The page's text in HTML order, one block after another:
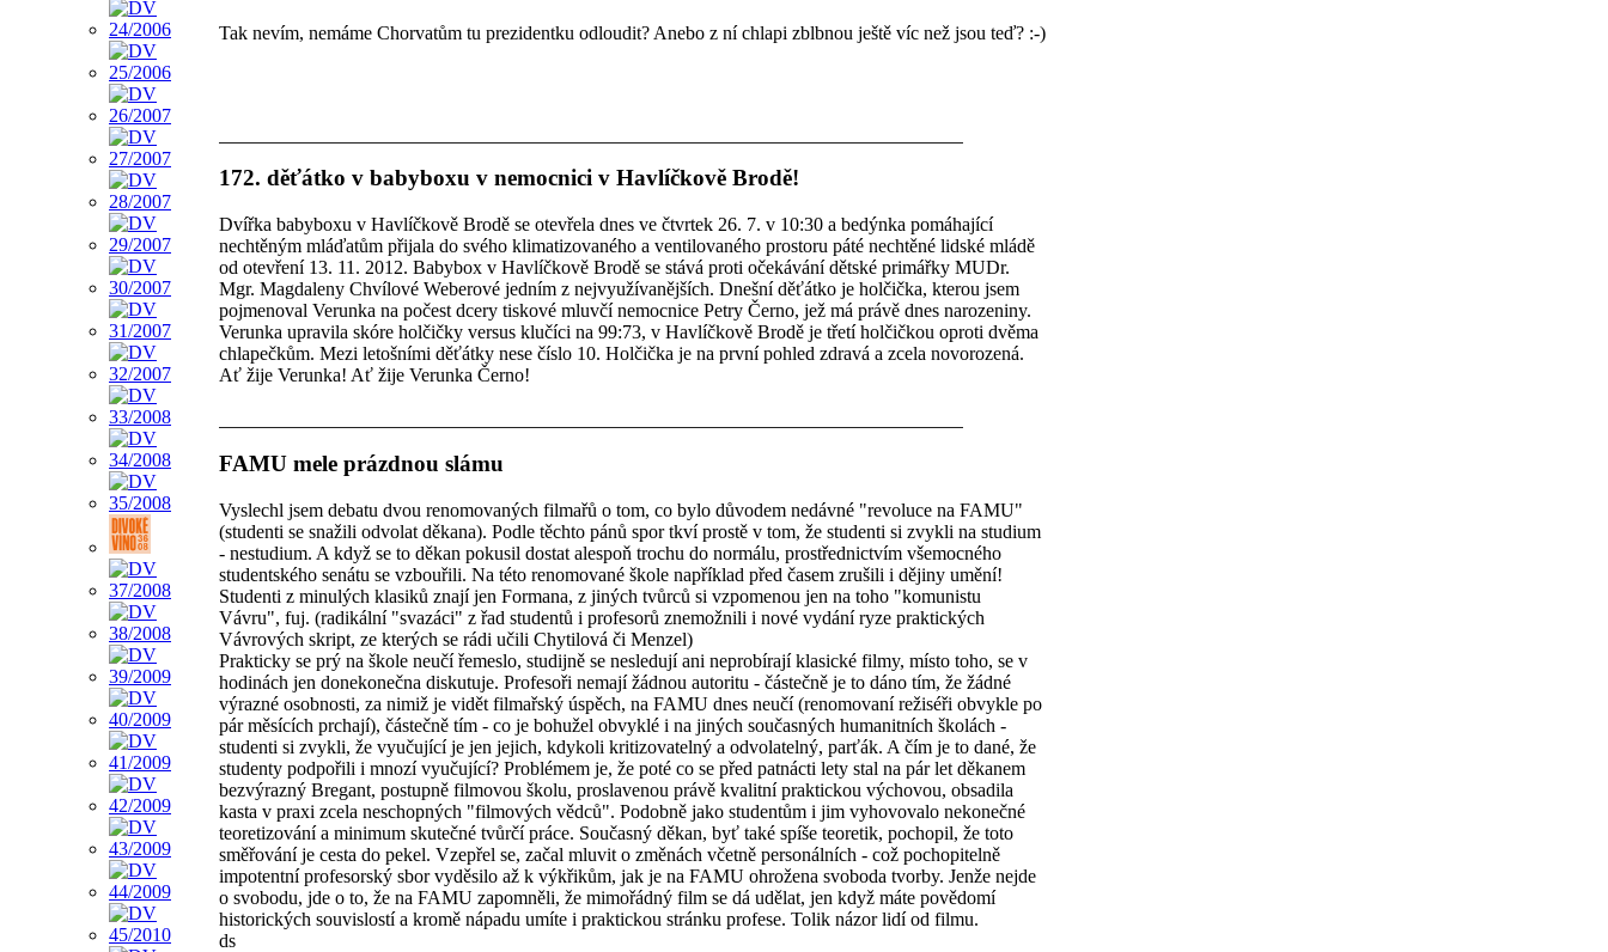
Tak nevím, nemáme Chorvatům tu prezidentku odloudit? Anebo z ní chlapi zblbnou ještě víc než jsou teď? :-)
172. děťátko v babyboxu v nemocnici v Havlíčkově Brodě!
Dvířka babyboxu v Havlíčkově Brodě se otevřela dnes ve čtvrtek 26. 7. v 10:30 a bedýnka pomáhající
nechtěným mláďatům přijala do svého klimatizovaného a ventilovaného prostoru páté nechtěné lidské mládě
od otevření 13. 11. 2012. Babybox v Havlíčkově Brodě se stává proti očekávání dětské primářky MUDr.
Mgr. Magdaleny Chvílové Weberové jedním z nejvyužívanějších. Dnešní děťátko je holčička, kterou jsem
pojmenoval Verunka na počest dcery tiskové mluvčí nemocnice Petry Černo, jež má právě dnes narozeniny.
Verunka upravila skóre holčičky versus klučíci na 99:73, v Havlíčkově Brodě je třetí holčičkou oproti dvěma
chlapečkům. Mezi letošními děťátky nese číslo 10. Holčička je na první pohled zdravá a zcela novorozená.
Ať žije Verunka! Ať žije Verunka Černo!
FAMU mele prázdnou slámu
Vyslechl jsem debatu dvou renomovaných filmařů o tom, co bylo důvodem nedávné "revoluce na FAMU"
(studenti se snažili odvolat děkana). Podle těchto pánů spor tkví prostě v tom, že studenti si zvykli na studium
- nestudium. A když se to děkan pokusil dostat alespoň trochu do normálu, prostřednictvím všemocného
studentského senátu se vzbouřili. Na této renomované škole například před časem zrušili i dějiny umění!
Studenti z minulých klasiků znají jen Formana, z jiných tvůrců si vzpomenou jen na toho "komunistu
Vávru", fuj. (radikální "svazáci" z řad studentů i profesorů znemožnili i nové vydání ryze praktických
Vávrových skript, ze kterých se rádi učili Chytilová či Menzel)
Prakticky se prý na škole neučí řemeslo, studijně se nesledují ani neprobírají klasické filmy, místo toho, se v
hodinách jen donekonečna diskutuje. Profesoři nemají žádnou autoritu - částečně je to dáno tím, že žádné
výrazné osobnosti, za nimiž je vidět filmařský úspěch, na FAMU dnes neučí (renomovaní režiséři obvykle po
pár měsících prchají), částečně tím - co je bohužel obvyklé i na jiných současných humanitních školách -
studenti si zvykli, že vyučující je jen jejich, kdykoli kritizovatelný a odvolatelný, parťák. A čím je to dané, že
studenty podpořili i mnozí vyučující? Problémem je, že poté co se před patnácti lety stal na pár let děkanem
bezvýrazný Bregant, postupně filmovou školu, proslavenou právě kvalitní praktickou výchovou, obsadila
kasta v praxi zcela neschopných "filmových vědců". Podobně jako studentům i jim vyhovovalo nekonečné
teoretizování a minimum skutečné tvůrčí práce. Současný děkan, byť také spíše teoretik, pochopil, že toto
směřování je cesta do pekel. Vzepřel se, začal mluvit o změnách včetně personálních - což pochopitelně
impotentní profesorský sbor vyděsilo až k výkřikům, jak je na FAMU ohrožena svoboda tvorby. Jenže nejde
o svobodu, jde o to, že na FAMU zapomněli, že mimořádný film se dá udělat, jen když máte povědomí
historických souvislostí a kromě nápadu umíte i praktickou stránku profese. Tolik názor lidí od filmu.
ds